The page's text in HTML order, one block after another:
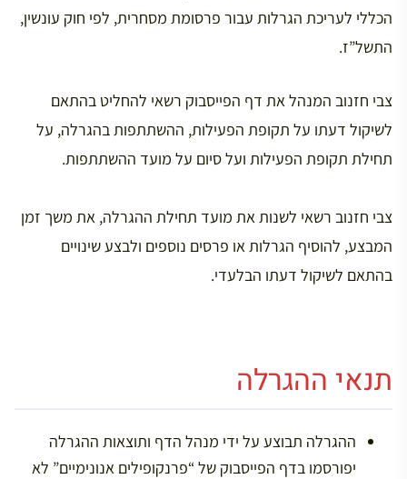
הכללי לעריכת הגרלות עבור פרסומת מסחרית, לפי חוק עונשין,
התשל”ז.
צבי חזנוב המנהל את דף הפייסבוק רשאי להחליט בהתאם
לשיקול דעתו על תקופת הפעילות, ההשתתפות בהגרלה, על
תחילת תקופת הפעילות ועל סיום על מועד ההשתתפות.
צבי חזנוב רשאי לשנות את מועד תחילת ההגרלה, את משך זמן
המבצע, להוסיף הגרלות או פרסים נוספים ולבצע שינויים
בהתאם לשיקול דעתו הבלעדי.
תנאי ההגרלה
ההגרלה תבוצע על ידי מנהל הדף ותוצאות ההגרלה
יפורסמו בדף הפייסבוק של “פרנקופילים אנונימיים” לא